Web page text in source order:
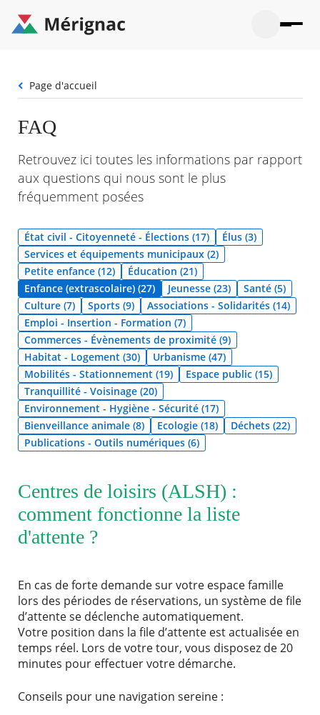
contenu
principal
page
d'accueil
29° Moyen
Agenda
Actualités
FAQ
Kiosque
Espace de services en ligne
Facebook
X Instagram
Youtube
Linkedin
le
Mon quotidien
menu
Participation citoyenne
le
Que faire à Mérignac ?
Mes démarches
Mon Profil
Mon
Profil
Fil
d'Ariane
Page d'accueil
FAQ
Retrouvez ici toutes les informations par rapport
aux questions qui nous sont le plus
fréquemment posées
État civil - Citoyenneté - Élections (17)
Élus (3)
Services et équipements municipaux (2)
Petite enfance (12)
Éducation (21)
Enfance (extrascolaire) (27)
Jeunesse (23)
Santé (5)
Culture (7)
Sports (9)
Associations - Solidarités (14)
Emploi - Insertion - Formation (7)
Commerces - Évènements de proximité (9)
Habitat - Logement (30)
Urbanisme (47)
Mobilités - Stationnement (19)
Espace public (15)
Tranquillité - Voisinage (20)
Environnement - Hygiène - Sécurité (17)
Bienveillance animale (8)
Ecologie (18)
Déchets (22)
Publications - Outils numériques (6)
Centres de loisirs (ALSH) :
comment fonctionne la liste
d'attente ?
En cas de forte demande sur votre espace famille
lors des périodes de réservations, un système de file
d’attente se déclenche automatiquement.
Votre position dans la file d’attente est actualisée en
temps réel. Lors de votre tour, vous disposez de 20
minutes pour effectuer votre démarche.
Conseils pour une navigation sereine :